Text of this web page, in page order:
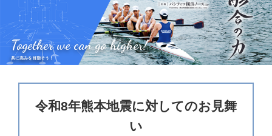
Together we can go higher!
共に高みを目指そう！
令和8年熊本地震に対してのお見舞
い